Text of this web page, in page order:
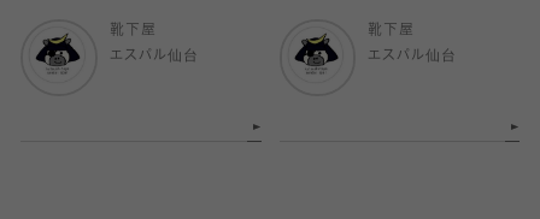
靴下屋
エスパル仙台
靴下屋
エスパル仙台